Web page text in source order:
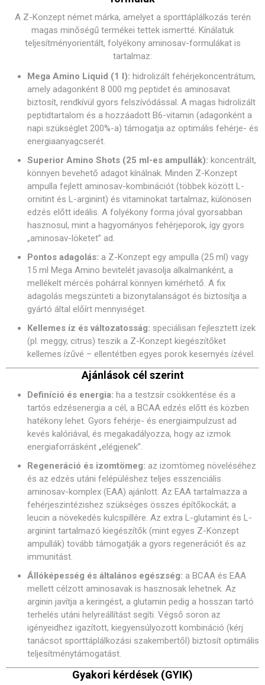
A Z-Konzept német márka, amelyet a sporttáplálkozás terén
magas minőségű termékei tettek ismertté. Kínálatuk
teljesítményorientált, folyékony aminosav-formulákat is
tartalmaz:
Mega Amino Liquid (1 l): hidrolizált fehérjekoncentrátum,
amely adagonként 8 000 mg peptidet és aminosavat
biztosít, rendkívül gyors felszívódással. A magas hidrolizált
peptidtartalom és a hozzáadott B6-vitamin (adagonként a
napi szükséglet 200%-a) támogatja az optimális fehérje- és
energiaanyagcserét.
Superior Amino Shots (25 ml-es ampullák): koncentrált,
könnyen bevehető adagot kínálnak. Minden Z-Konzept
ampulla fejlett aminosav-kombinációt (többek között L-
ornitint és L-arginint) és vitaminokat tartalmaz, különösen
edzés előtt ideális. A folyékony forma jóval gyorsabban
hasznosul, mint a hagyományos fehérjeporok, így gyors
„aminosav-löketet” ad.
Pontos adagolás: a Z-Konzept egy ampulla (25 ml) vagy
15 ml Mega Amino bevitelét javasolja alkalmanként, a
mellékelt mércés pohárral könnyen kimérhető. A fix
adagolás megszünteti a bizonytalanságot és biztosítja a
gyártó által előírt mennyiséget.
Kellemes íz és változatosság: speciálisan fejlesztett ízek
(pl. meggy, citrus) teszik a Z-Konzept kiegészítőket
kellemes ízűvé – ellentétben egyes porok kesernyés ízével.
Ajánlások cél szerint
Definíció és energia: ha a testzsír csökkentése és a
tartós edzésenergia a cél, a BCAA edzés előtt és közben
hatékony lehet. Gyors fehérje- és energiaimpulzust ad
kevés kalóriával, és megakadályozza, hogy az izmok
energiaforrásként „elégjenek”.
Regeneráció és izomtömeg: az izomtömeg növeléséhez
és az edzés utáni felépüléshez teljes esszenciális
aminosav-komplex (EAA) ajánlott. Az EAA tartalmazza a
fehérjeszintézishez szükséges összes építőkockát; a
leucin a növekedés kulcspillére. Az extra L-glutamint és L-
arginint tartalmazó kiegészítők (mint egyes Z-Konzept
ampullák) tovább támogatják a gyors regenerációt és az
immunitást.
Állóképesség és általános egészség: a BCAA és EAA
mellett célzott aminosavak is hasznosak lehetnek. Az
arginin javítja a keringést, a glutamin pedig a hosszan tartó
terhelés utáni helyreállítást segíti. Végső soron az
igényeidhez igazított, kiegyensúlyozott kombináció (kérj
tanácsot sporttáplálkozási szakembertől) biztosít optimális
teljesítménytámogatást.
Gyakori kérdések (GYIK)